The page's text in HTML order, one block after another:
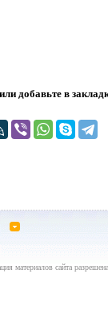
добавьте в
материалов сайта